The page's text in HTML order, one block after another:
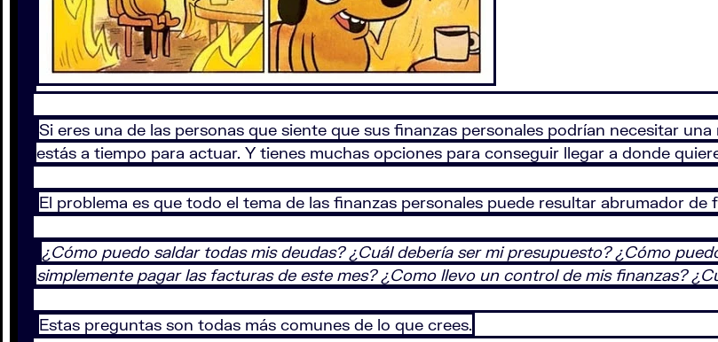
Si eres una de las personas que siente que sus finanzas personales podrían necesitar
estás a tiempo para actuar. Y tienes muchas opciones para conseguir llegar a donde
El problema es que todo el tema de las finanzas personales puede resultar abrumador de
¿Cómo puedo saldar todas mis deudas? ¿Cuál debería ser mi presupuesto? ¿Cómo
simplemente pagar las facturas de este mes? ¿Como llevo un control de mis finanzas?
Estas preguntas son todas más comunes de lo que crees.